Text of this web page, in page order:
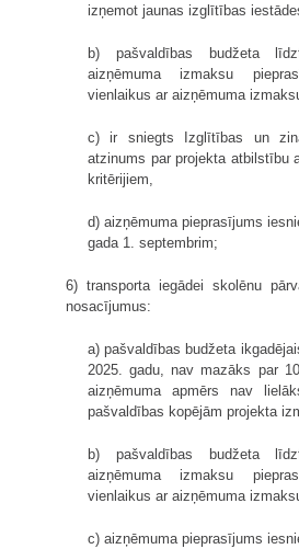
izņemot jaunas izglītības
b) pašvaldības budžeta
aizņēmuma izmaksu
vienlaikus ar aizņēmuma
c) ir sniegts Izglītības un
atzinums par projekta atbilstību
kritērijiem,
d) aizņēmuma pieprasījums
gada 1. septembrim;
6) transporta iegādei skolēnu
nosacījumus:
a) pašvaldības budžeta
2025. gadu, nav mazāks par
aizņēmuma apmērs nav
pašvaldības kopējām projekta
b) pašvaldības budžeta
aizņēmuma izmaksu
vienlaikus ar aizņēmuma
c) aizņēmuma pieprasījums